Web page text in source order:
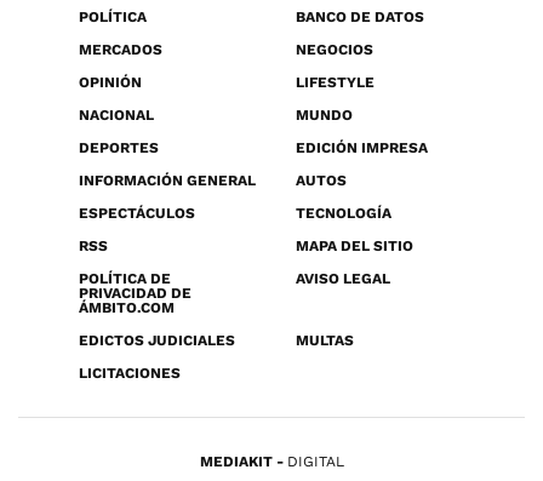
POLÍTICA
BANCO DE DATOS
MERCADOS
NEGOCIOS
OPINIÓN
LIFESTYLE
NACIONAL
MUNDO
DEPORTES
EDICIÓN IMPRESA
INFORMACIÓN GENERAL
AUTOS
ESPECTÁCULOS
TECNOLOGÍA
RSS
MAPA DEL SITIO
POLÍTICA DE
PRIVACIDAD DE
ÁMBITO.COM
AVISO LEGAL
EDICTOS JUDICIALES
MULTAS
LICITACIONES
MEDIAKIT DIGITAL